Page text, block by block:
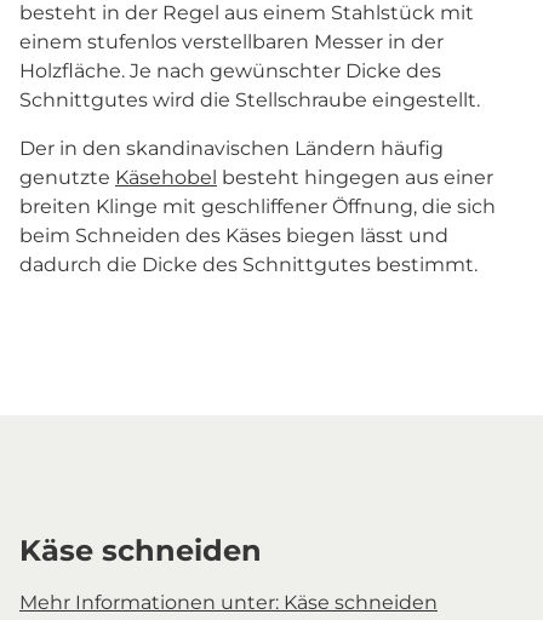
besteht in der Regel aus einem Stahlstück mit
einem stufenlos verstellbaren Messer in der
Holzfläche. Je nach gewünschter Dicke des
Schnittgutes wird die Stellschraube eingestellt.
Der in den skandinavischen Ländern häufig
genutzte Käsehobel besteht hingegen aus einer
breiten Klinge mit geschliffener Öffnung, die sich
beim Schneiden des Käses biegen lässt und
dadurch die Dicke des Schnittgutes bestimmt.
Käse schneiden
Mehr Informationen unter: Käse schneiden